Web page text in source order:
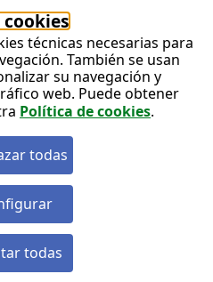
técnicas necesarias para
También se usan
su navegación y
web. Puede obtener
Política de cookies.